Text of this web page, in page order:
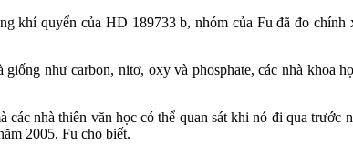
quyển của HD 189733 b, nhóm của Fu đã đo chính
như carbon, nitơ, oxy và phosphate, các nhà khoa
nhà thiên văn học có thể quan sát khi nó đi qua trước
2005, Fu cho biết.